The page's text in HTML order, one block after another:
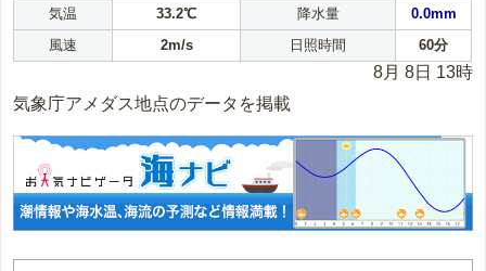
気温 33.2℃ 降水量
0.0mm
風速
2m/s 日照時間 60分
8月 8日 13時
気象庁アメダス地点のデータを掲載